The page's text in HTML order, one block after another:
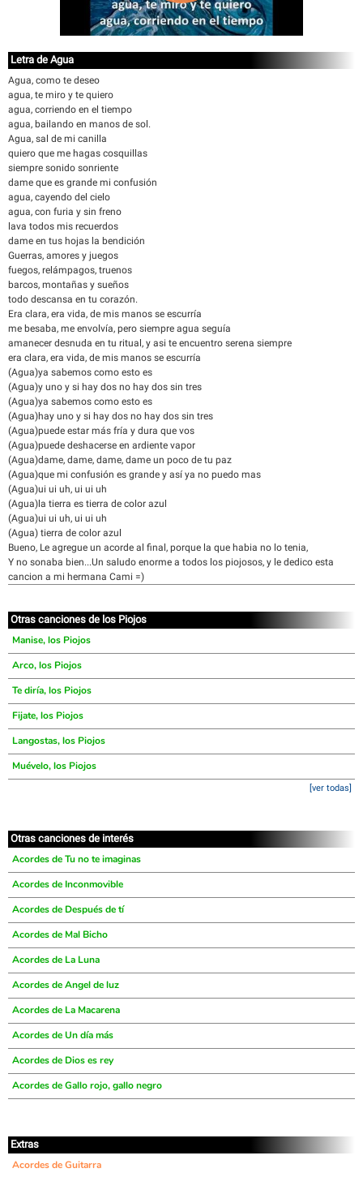
Letra de Agua
Agua, como te deseo
agua, te miro y te quiero
agua, corriendo en el tiempo
agua, bailando en manos de sol.
Agua, sal de mi canilla
quiero que me hagas cosquillas
siempre sonido sonriente
dame que es grande mi confusión
agua, cayendo del cielo
agua, con furia y sin freno
lava todos mis recuerdos
dame en tus hojas la bendición
Guerras, amores y juegos
fuegos, relámpagos, truenos
barcos, montañas y sueños
todo descansa en tu corazón.
Era clara, era vida, de mis manos se escurría
me besaba, me envolvía, pero siempre agua seguía
amanecer desnuda en tu ritual, y asi te encuentro serena siempre
era clara, era vida, de mis manos se escurría
(Agua)ya sabemos como esto es
(Agua)y uno y si hay dos no hay dos sin tres
(Agua)ya sabemos como esto es
(Agua)hay uno y si hay dos no hay dos sin tres
(Agua)puede estar más fría y dura que vos
(Agua)puede deshacerse en ardiente vapor
(Agua)dame, dame, dame, dame un poco de tu paz
(Agua)que mi confusión es grande y así ya no puedo mas
(Agua)ui ui uh, ui ui uh
(Agua)la tierra es tierra de color azul
(Agua)ui ui uh, ui ui uh
(Agua) tierra de color azul
Bueno, Le agregue un acorde al final, porque la que habia no lo tenia,
Y no sonaba bien...Un saludo enorme a todos los piojosos, y le dedico esta
cancion a mi hermana Cami =)
Otras canciones de los Piojos
Manise, los Piojos
Arco, los Piojos
Te diría, los Piojos
Fijate, los Piojos
Langostas, los Piojos
Muévelo, los Piojos
[ver todas]
Otras canciones de interés
Acordes de Tu no te imaginas
Acordes de Inconmovible
Acordes de Después de tí
Acordes de Mal Bicho
Acordes de La Luna
Acordes de Angel de luz
Acordes de La Macarena
Acordes de Un día más
Acordes de Dios es rey
Acordes de Gallo rojo, gallo negro
Extras
Acordes de Guitarra